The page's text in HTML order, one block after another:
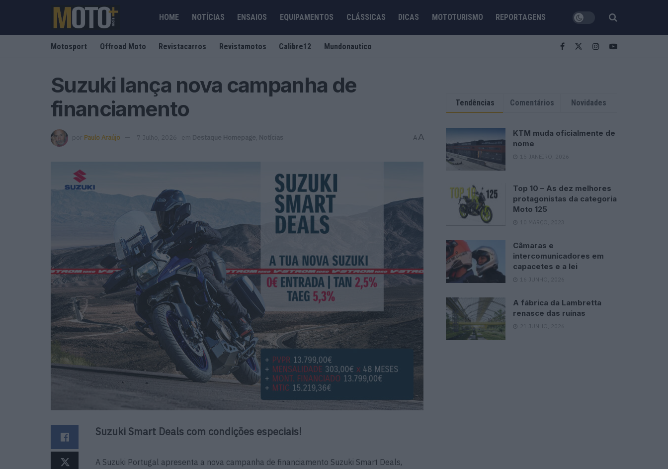
HOME NOTÍCIAS ENSAIOS EQUIPAMENTOS CLÁSSICAS DICAS MOTOTURISMO REPORTAGENS
Motosport Offroad Moto Revistacarros Revistamotos Calibre12 Mundonautico
Suzuki lança nova campanha de
financiamento
por Paulo Araújo 7 Julho, 2026 em Destaque Homepage Notícias AA
Suzuki Smart Deals com condições especiais!
A Suzuki Portugal apresenta a nova campanha de financiamento Suzuki Smart Deals,
Tendências Comentários Novidades
KTM muda oficialmente de
nome
15 JANEIRO, 2026
Top 10 – As dez melhores
protagonistas da categoria
Moto 125
10 MARÇO, 2023
Câmaras e
intercomunicadores em
capacetes e a lei
16 JUNHO, 2026
A fábrica da Lambretta
renasce das ruínas
21 JUNHO, 2026